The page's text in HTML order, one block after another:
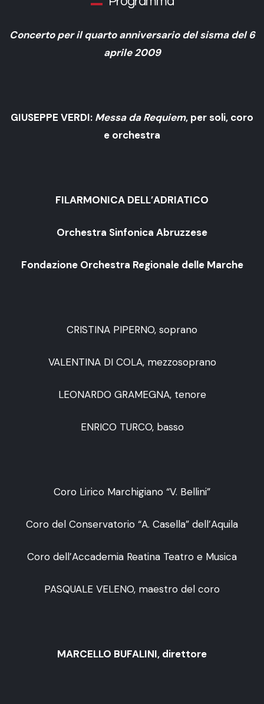
Concerto per il quarto anniversario del sisma del 6
aprile 2009
GIUSEPPE VERDI: Messa da Requiem, per soli, coro
e orchestra
FILARMONICA DELL’ADRIATICO
Orchestra Sinfonica Abruzzese
Fondazione Orchestra Regionale delle Marche
CRISTINA PIPERNO, soprano
VALENTINA DI COLA, mezzosoprano
LEONARDO GRAMEGNA, tenore
ENRICO TURCO, basso
Coro Lirico Marchigiano “V. Bellini”
Coro del Conservatorio “A. Casella” dell’Aquila
Coro dell’Accademia Reatina Teatro e Musica
PASQUALE VELENO, maestro del coro
MARCELLO BUFALINI, direttore